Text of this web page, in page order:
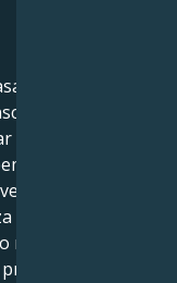
Virgem - os
e o mundo
e o sonhar são
como a
aos outros.
e a ordem, este
piscina do
aí